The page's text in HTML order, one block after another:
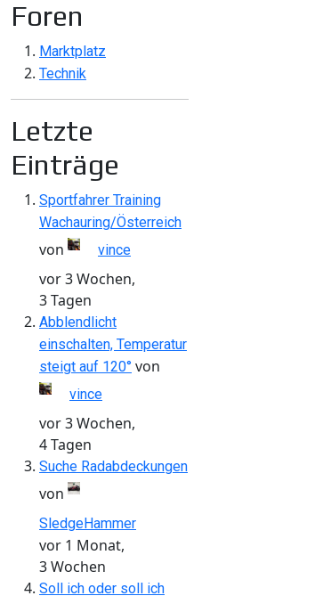
Foren
Marktplatz
Technik
Letzte
Einträge
Sportfahrer Training
Wachauring/Österreich
von vince
vor 3 Wochen,
3 Tagen
Abblendlicht
einschalten, Temperatur
steigt auf 120° von
vince
vor 3 Wochen,
4 Tagen
Suche Radabdeckungen
von
SledgeHammer
vor 1 Monat,
3 Wochen
Soll ich oder soll ich